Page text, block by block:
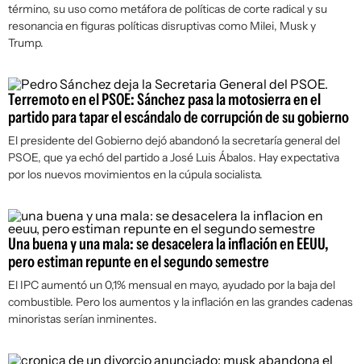
término, su uso como metáfora de políticas de corte radical y su
resonancia en figuras políticas disruptivas como Milei, Musk y
Trump.
Terremoto en el PSOE: Sánchez pasa la motosierra en el
partido para tapar el escándalo de corrupción de su gobierno
El presidente del Gobierno dejó abandonó la secretaría general del
PSOE, que ya echó del partido a José Luis Ábalos. Hay expectativa
por los nuevos movimientos en la cúpula socialista.
Una buena y una mala: se desacelera la inflación en EEUU,
pero estiman repunte en el segundo semestre
El IPC aumentó un 0,1% mensual en mayo, ayudado por la baja del
combustible. Pero los aumentos y la inflación en las grandes cadenas
minoristas serían inminentes.